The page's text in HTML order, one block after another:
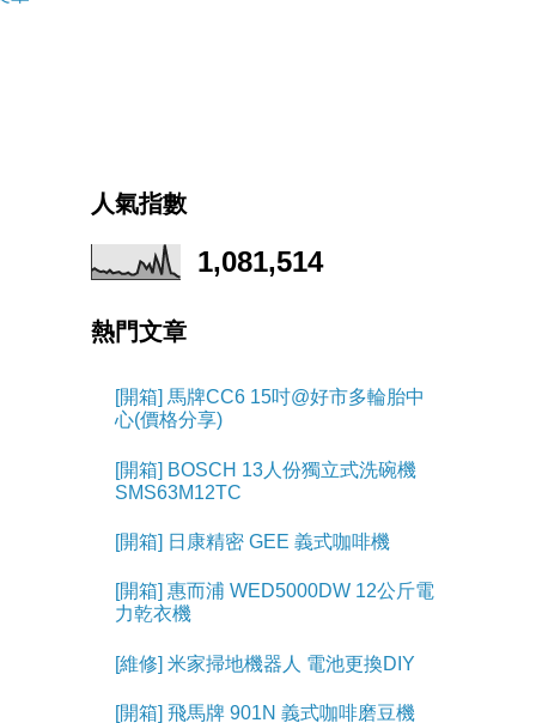
人氣指數
1,081,514
熱門文章
[開箱] 馬牌CC6 15吋@好市多輪胎中
心(價格分享)
[開箱] BOSCH 13人份獨立式洗碗機
SMS63M12TC
[開箱] 日康精密 GEE 義式咖啡機
[開箱] 惠而浦 WED5000DW 12公斤電
力乾衣機
[維修] 米家掃地機器人 電池更換DIY
[開箱] 飛馬牌 901N 義式咖啡磨豆機